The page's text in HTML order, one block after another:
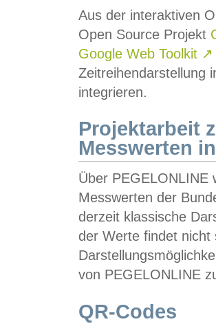
Aus der interaktiven
Open Source Projekt
Google Web Toolkit ↗
Zeitreihendarstellung
integrieren.
Projektarbeit
Messwerten
Über PEGELONLINE
Messwerten der
derzeit klassische
der Werte findet
von PEGELONLINE
QR-Codes